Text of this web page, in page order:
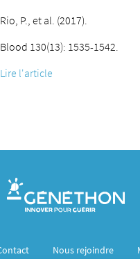
Rio, P., et al. (2017).
Blood 130(13): 1535-1542.
Lire l'article
Nous rejoindre